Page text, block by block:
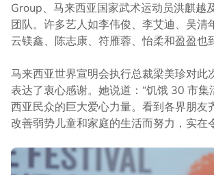
Group、马来西亚国家武术运动员洪麒越
团队。许多艺人如李伟俊、李艾迪、吴清
云镁鑫、陈志康、符雁蓉、怡柔和盈盈也
马来西亚世界宣明会执行总裁梁美珍对此
表达了衷心感谢。她说道：“饥饿 30 市集
西亚民众的巨大爱心力量。看到各界朋友
改善弱势儿童和家庭的生活而努力，实在